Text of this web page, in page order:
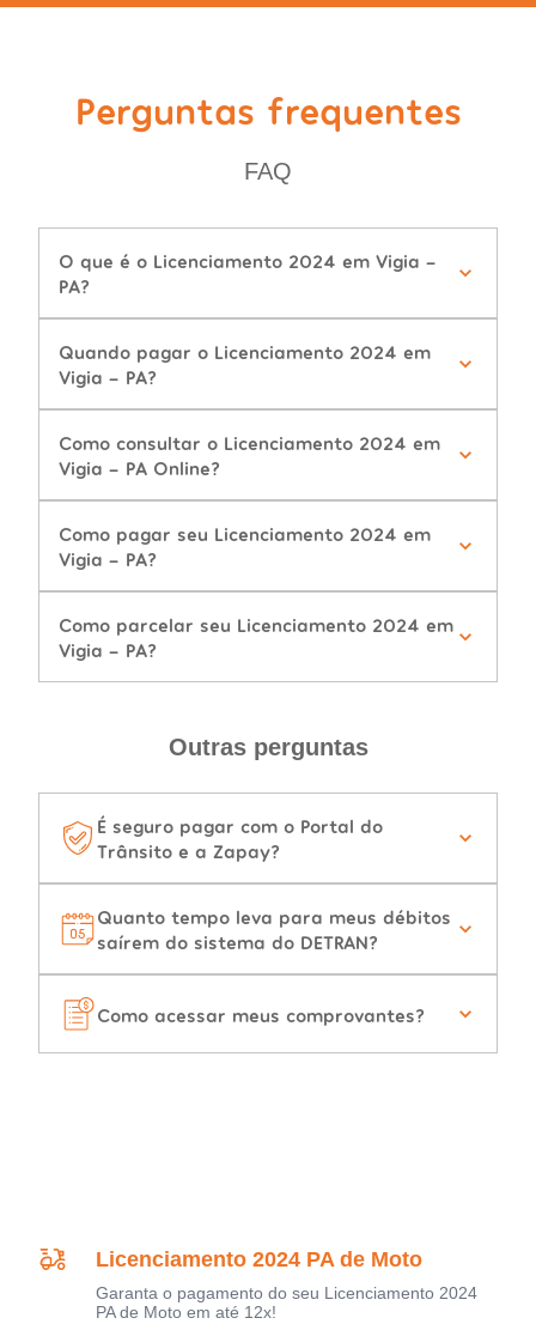
Perguntas frequentes
FAQ
O que é o Licenciamento 2024 em Vigia -
PA?
Quando pagar o Licenciamento 2024 em
Vigia - PA?
Como consultar o Licenciamento 2024 em
Vigia - PA Online?
Como pagar seu Licenciamento 2024 em
Vigia - PA?
Como parcelar seu Licenciamento 2024 em
Vigia - PA?
Outras perguntas
É seguro pagar com o Portal do
Trânsito e a Zapay?
Quanto tempo leva para meus débitos
saírem do sistema do DETRAN?
Como acessar meus comprovantes?
Licenciamento 2024 PA de Moto
Garanta o pagamento do seu Licenciamento 2024
PA de Moto em até 12x!